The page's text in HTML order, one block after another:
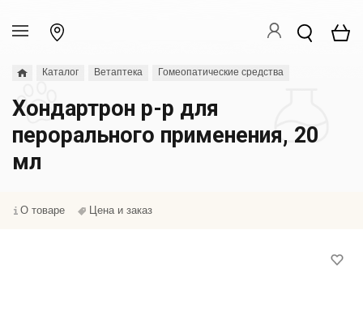
Каталог Ветаптека Гомеопатические средства
Хондартрон р-р для
перорального применения, 20
мл
О товаре Цена и заказ